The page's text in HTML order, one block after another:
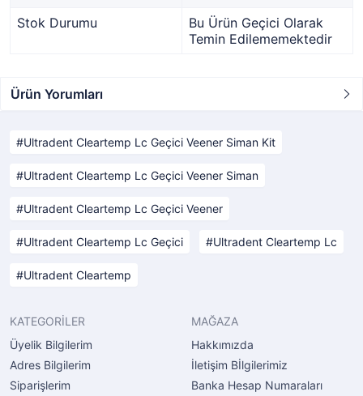
Stok Durumu
Bu Ürün Geçici Olarak
Temin Edilememektedir
Ürün Yorumları
Ultradent Cleartemp Lc Geçici Veener Siman Kit
Ultradent Cleartemp Lc Geçici Veener Siman
Ultradent Cleartemp Lc Geçici Veener
Ultradent Cleartemp Lc Geçici Ultradent Cleartemp Lc
Ultradent Cleartemp
KATEGORİLER
Üyelik Bilgilerim
Adres Bilgilerim
Siparişlerim
MAĞAZA
Hakkımızda
İletişim Bİlgilerimiz
Banka Hesap Numaraları